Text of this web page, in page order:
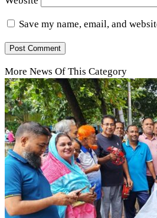
Save my name, email, and
More News Of This Category